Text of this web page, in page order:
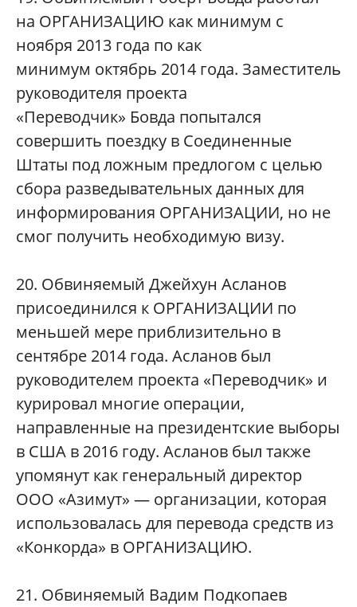
на ОРГАНИЗАЦИЮ как минимум с
ноября 2013 года по как
минимум октябрь 2014 года. Заместитель
руководителя проекта
«Переводчик» Бовда попытался
совершить поездку в Соединенные
Штаты под ложным предлогом с целью
сбора разведывательных данных для
информирования ОРГАНИЗАЦИИ, но не
смог получить необходимую визу.
20. Обвиняемый Джейхун Асланов
присоединился к ОРГАНИЗАЦИИ по
меньшей мере приблизительно в
сентябре 2014 года. Асланов был
руководителем проекта «Переводчик» и
курировал многие операции,
направленные на президентские выборы
в США в 2016 году. Асланов был также
упомянут как генеральный директор
ООО «Азимут» — организации, которая
использовалась для перевода средств из
«Конкорда» в ОРГАНИЗАЦИЮ.
21. Обвиняемый Вадим Подкопаев